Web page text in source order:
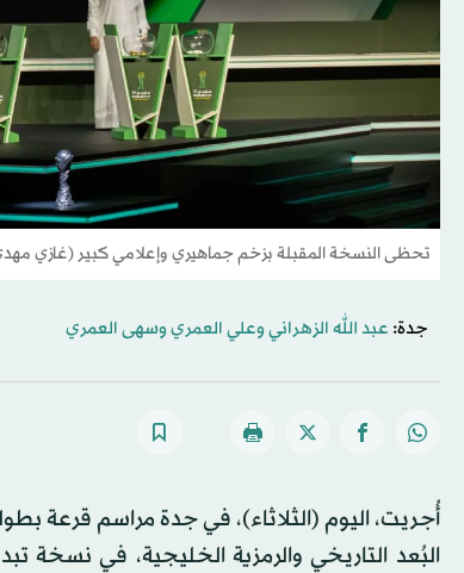
تحظى النسخة المقبلة بزخم جماهيري وإعلامي كبير (غازي
جدة: عبد الله الزهرانيوعلي العمريوسهى العمري
البُعد التاريخي والرمزية الخليجية، في نسخة